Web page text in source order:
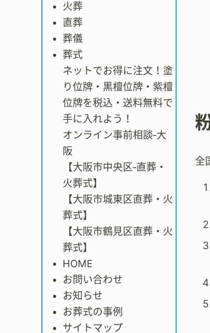
火葬
直葬
葬儀
葬式
ネットでお得に注文！塗
り位牌・黒檀位牌・紫檀
位牌を税込・送料無料で
手に入れよう！
オンライン事前相談‐大
阪
【大阪市中央区‐直葬・
火葬式】
【大阪市城東区直葬・火
葬式】
【大阪市鶴見区直葬・火
葬式】
HOME
お問い合わせ
お知らせ
お葬式の事例
サイトマップ
全